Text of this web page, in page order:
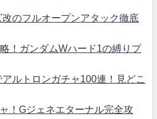
のフルオープンアタック徹底
！ガンダムWハード1の縛りプ
ルトロンガチャ100連！見どこ
！Gジェネエターナル完全攻